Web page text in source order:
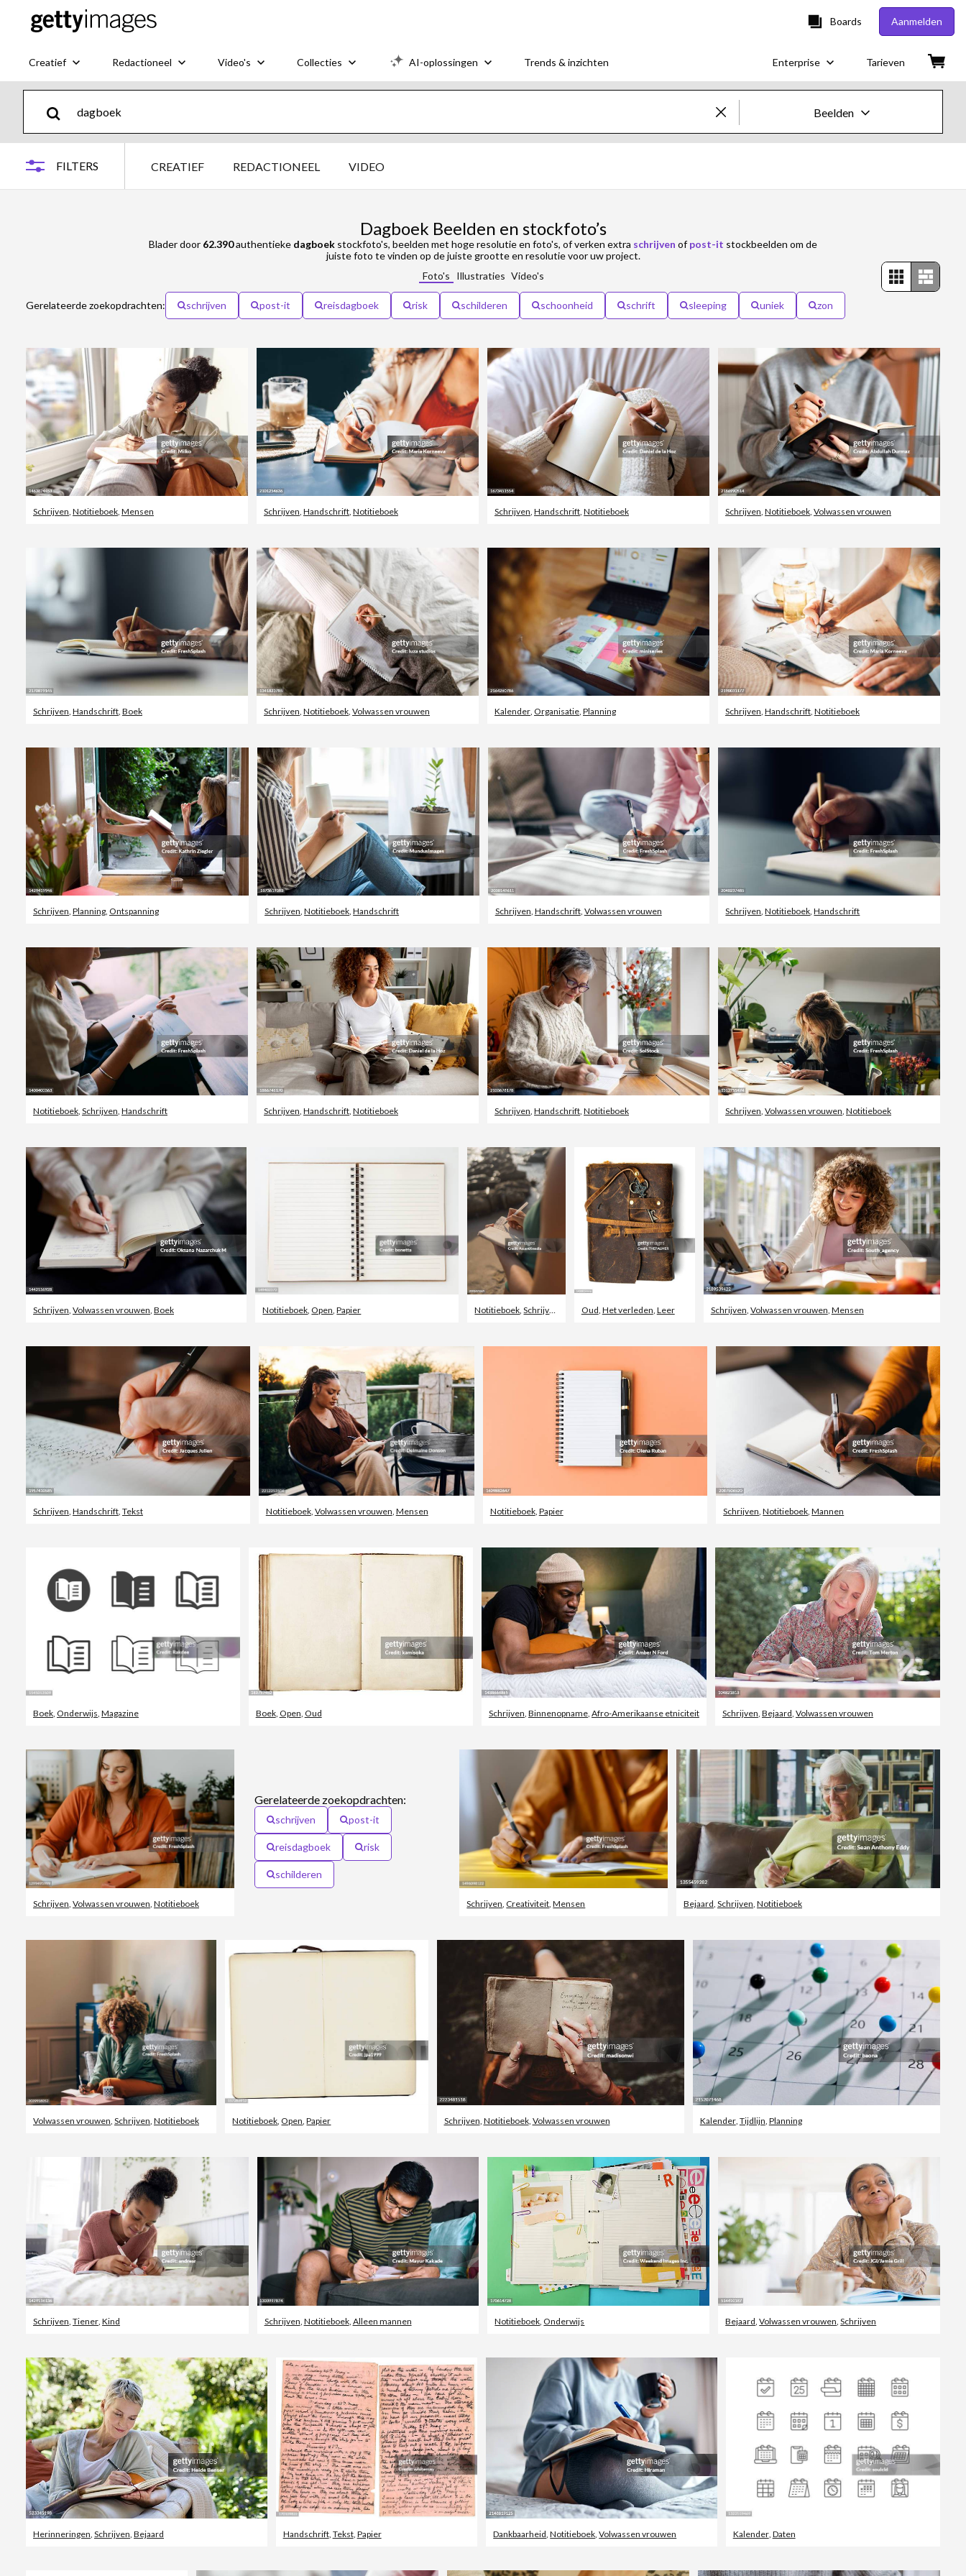
Boards Aanmelden
Creatief Redactioneel Video's Collecties AI-oplossingen Trends & inzichten Enterprise Tarieven
Beelden
Redactioneel
Creatief
FILTERS CREATIEF REDACTIONEEL VIDEO
Dagboek Beelden en stockfoto’s
Blader door 62.390authentieke dagboek stockfoto's, beelden met hoge resolutie en foto's, of verken extra schrijven ofpost-it stockbeelden om de
juiste foto te vinden op de juiste grootte en resolutie voor uw project.
Foto's
Illustraties Video's
Gerelateerde zoekopdrachten: schrijven post-it reisdagboek risk schilderen schoonheid schrift sleeping uniek zon
Schrijven, Notitieboek, Mensen Schrijven, Handschrift, Notitieboek Schrijven, Handschrift, Notitieboek Schrijven, Notitieboek, Volwassen vrouwen
Schrijven, Handschrift, Boek Schrijven, Notitieboek, Volwassen vrouwen Kalender, Organisatie, Planning Schrijven, Handschrift, Notitieboek
Schrijven Planning Ontspanning Schrijven ,Notitieboek ,Handschrift Schrijven Handschrift, Volwassen vrouwen Schrijven ,Notitieboek ,Handschrift
Notitieboek Schrijven Handschrift Schrijven Handschrift Notitieboek Schrijven Handschrift Notitieboek Schrijven Volwassen vrouwen Notitieboek
Schrijven Volwassen vrouwen Boek Notitieboek Open ,Papier Notitieboek ,Schrijven Welzijn
Oud Het verleden Leer Schrijven Volwassen vrouwen Mensen
Schrijven, Handschrift, Tekst Notitieboek, Volwassen vrouwen, Mensen Notitieboek, Papier Schrijven,Notitieboek,Mannen
Boek Onderwijs Magazine Boek, Open Oud Schrijven Binnenopname, Afro-Amerikaanse etniciteit Schrijven Bejaard Volwassen vrouwen
Schrijven, Volwassen vrouwen, Notitieboek
Gerelateerde zoekopdrachten:
schrijven post-it
reisdagboek risk
schilderen
Schrijven, Creativiteit,Mensen Bejaard, Schrijven, Notitieboek
Volwassen vrouwen, Schrijven, Notitieboek Notitieboek, Open,Papier Schrijven, Notitieboek, Volwassen vrouwen Kalender, Tijdlijn, Planning
Schrijven Tiener Kind Schrijven Notitieboek, Alleen mannen Notitieboek Onderwijs Bejaard ,Volwassen vrouwen ,Schrijven
Herinneringen Schrijven Bejaard Handschrift, Tekst, Papier Dankbaarheid ,Notitieboek ,Volwassen vrouwen Kalender, Daten